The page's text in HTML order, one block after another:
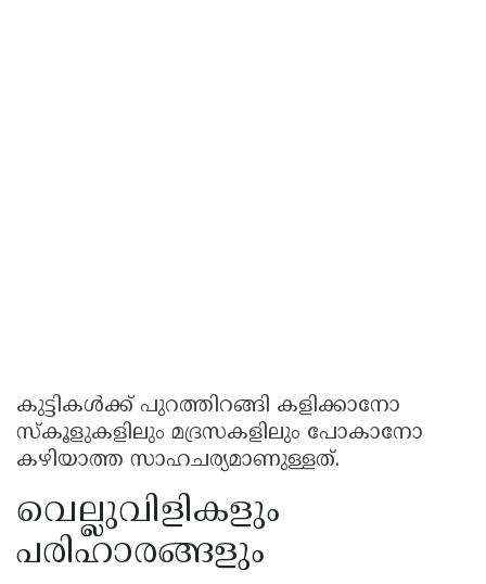
കുട്ടികൾക്ക് പുറത്തിറങ്ങി കളിക്കാനോ
സ്കൂളുകളിലും മദ്രസകളിലും പോകാനോ
കഴിയാത്ത സാഹചര്യമാണുള്ളത്.
വെല്ലുവിളികളും
പരിഹാരങ്ങളും